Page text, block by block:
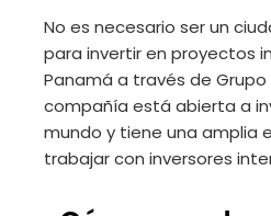
No es necesario ser un
para invertir en proyectos
Panamá a través de Grupo
compañía está abierta a
mundo y tiene una amplia
trabajar con inversores